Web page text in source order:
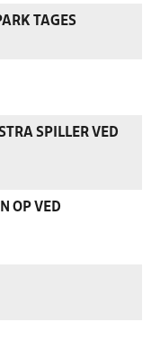
TAGES
SPILLER VED
OP VED